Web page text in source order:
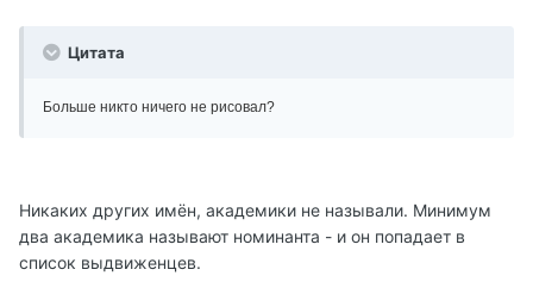
Цитата
Больше никто ничего не рисовал?
Никаких других имён, академики не называли. Минимум
два академика называют номинанта - и он попадает в
список выдвиженцев.